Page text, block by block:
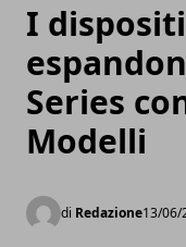
I
Series
Modelli
di Redazione13/06/